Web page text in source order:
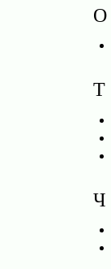
О
Т
Ч